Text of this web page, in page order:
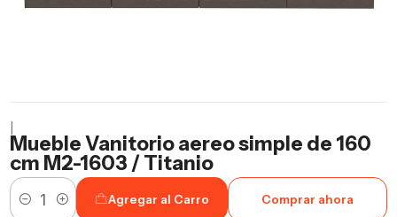
Mueble Vanitorio aereo simple de 160
cm M2-1603 / Titanio
Cantidad
Agregar al Carro Comprar ahora